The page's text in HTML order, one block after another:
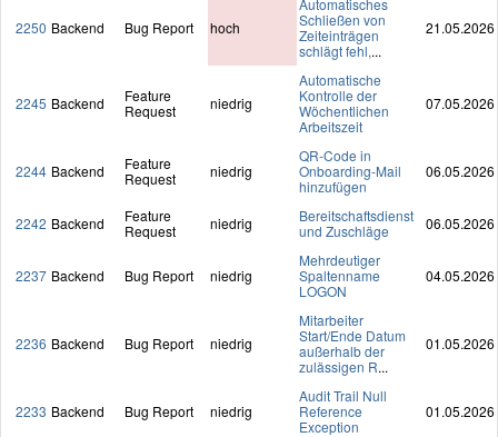
2250 Backend Bug Report hoch
Schließen von
Zeiteinträgen
schlägt fehl,...
21.05.2026
2245 Backend
Feature
Request
niedrig
Automatische
Kontrolle der
Wöchentlichen
Arbeitszeit
07.05.2026
2244 Backend
Feature
Request
niedrig
QR-Code in
Onboarding-Mail
hinzufügen
06.05.2026
2242 Backend
Feature
Request
niedrig
Bereitschaftsdienst
und Zuschläge
06.05.2026
2237 Backend Bug Report niedrig
Mehrdeutiger
Spaltenname
LOGON
04.05.2026
2236 Backend Bug Report niedrig
Mitarbeiter
Start/Ende Datum
außerhalb der
zulässigen R...
01.05.2026
2233 Backend Bug Report niedrig
Audit Trail Null
Reference
Exception
01.05.2026